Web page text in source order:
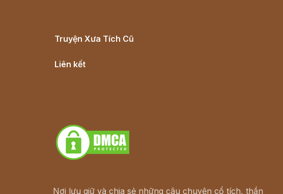
Truyện Xưa Tích Cũ
Liên kết
Nơi lưu giữ và chia sẻ những câu chuyện cổ tích, thần